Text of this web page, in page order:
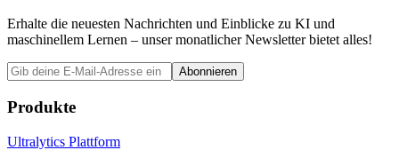
Erhalte die neuesten Nachrichten und Einblicke zu KI und
maschinellem Lernen – unser monatlicher Newsletter bietet alles!
Abonnieren
Produkte
Ultralytics Plattform